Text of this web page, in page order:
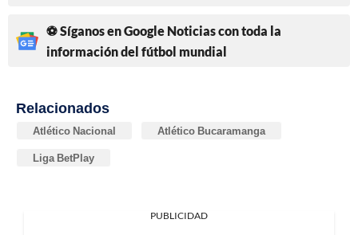
⚽ Síganos en Google Noticias con toda la
información del fútbol mundial
Relacionados
Atlético Nacional Atlético Bucaramanga
Liga BetPlay
PUBLICIDAD